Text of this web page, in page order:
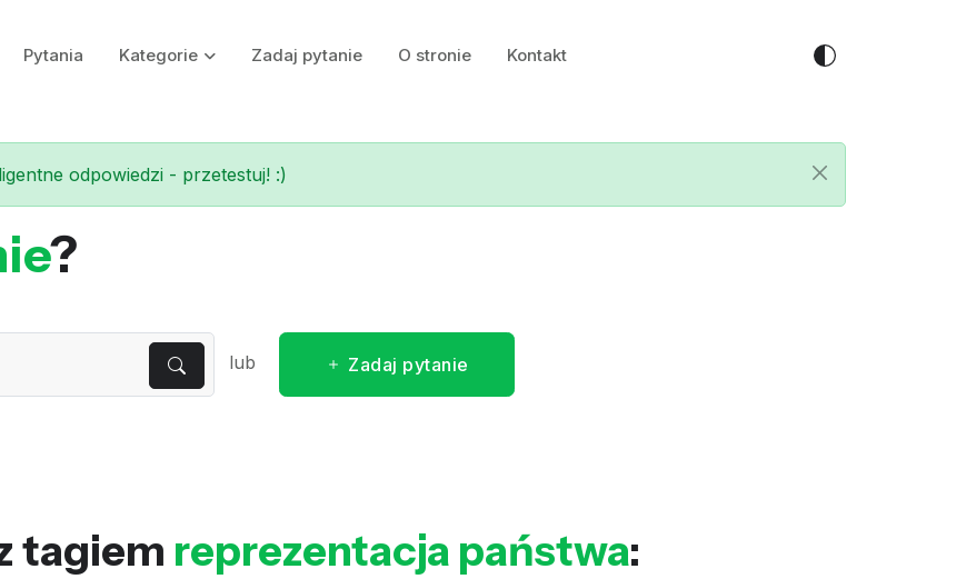
Pytania Kategorie Zadaj pytanie O stronie Kontakt
odpowiedzi - przetestuj! :)
?
lub Zadaj pytanie
tagiem reprezentacja państwa: